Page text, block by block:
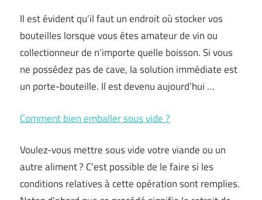
Il est évident qu’il faut un endroit où stocker vos
bouteilles lorsque vous êtes amateur de vin ou
collectionneur de n’importe quelle boisson. Si vous
ne possédez pas de cave, la solution immédiate est
un porte-bouteille. Il est devenu aujourd’hui …
Comment bien emballer sous vide ?
Voulez-vous mettre sous vide votre viande ou un
autre aliment ? C’est possible de le faire si les
conditions relatives à cette opération sont remplies.